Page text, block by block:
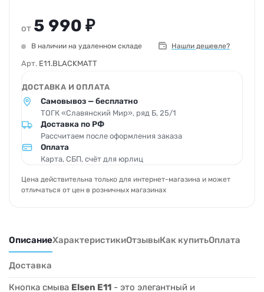
от 5 990 ₽
В наличии на удаленном складе Нашли дешевле?
Арт. E11.BLACKMATT
ДОСТАВКА И ОПЛАТА
Самовывоз — бесплатно
ТОГК «Славянский Мир», ряд Б, 25/1
Доставка по РФ
Рассчитаем после оформления заказа
Оплата
Карта, СБП, счёт для юрлиц
Цена действительна только для интернет-магазина и может
отличаться от цен в розничных магазинах
ОписаниеХарактеристикиОтзывыКак купитьОплата
Доставка
Кнопка смыва Elsen E11 - это элегантный и